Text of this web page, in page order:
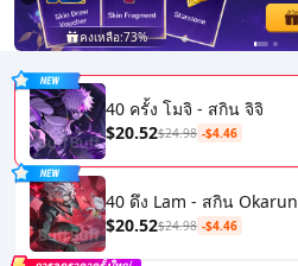
คงเหลือ:73% 1 2
40 ครั้ง โมจิ - สกิน จิจิ
$20.52$24.98 -$4.46
40 ดึง Lam - สกิน Okarun
$20.52$24.98 -$4.46